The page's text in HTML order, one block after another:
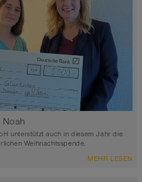
Noah
unterstützt auch in diesem Jahr die
Weihnachtsspende.
MEHR LESEN